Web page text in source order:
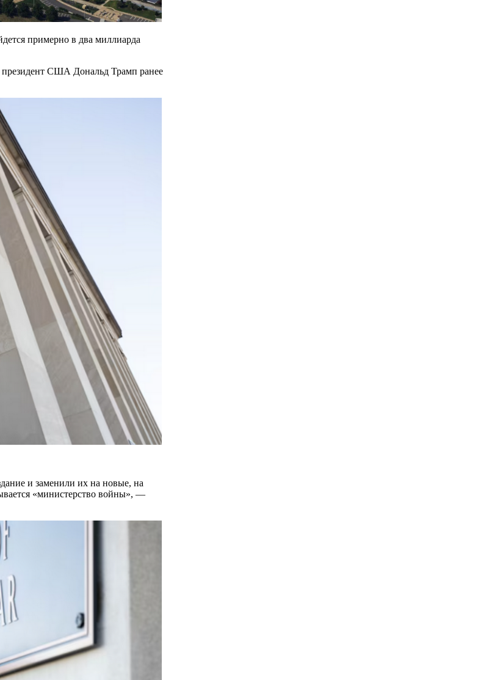
примерно в два миллиарда
президент США Дональд Трамп ранее
и заменили их на новые, на
«министерство войны», —